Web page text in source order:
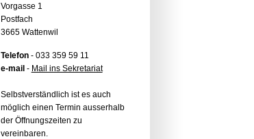
Vorgasse 1
Postfach
3665 Wattenwil
Telefon- 033 359 59 11
e-mail - Mail ins Sekretariat
Selbstverständlich ist es auch
möglich einen Termin ausserhalb
der Öffnungszeiten zu
vereinbaren.